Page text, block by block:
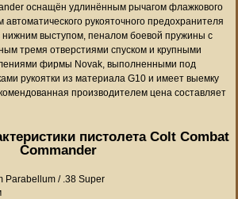
оснащён удлинённым рычагом флажкового
рукояточного предохранителя
нижним выступом, пеналом боевой пружины с
тремя отверстиями спуском и крупными
фирмы Novak, выполненными под
рукоятки из материала G10 и имеет выемку
производителем цена составляет
пистолета Colt Combat
Commander
Parabellum / .38 Super